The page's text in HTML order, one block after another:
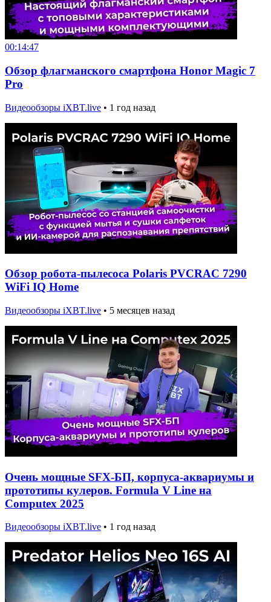
00:14:47
Обзор флагманского смартфона Honor Magic 7
Pro
Видеообзоры iXBT.live • 1 год назад
Обзор робота-пылесоса Polaris PVCRAC 7290
WiFi IQ Home
Видеообзоры iXBT.live • 5 месяцев назад
Очень мощные SFX-БП, корпуса-аквариумы и
прототипы кулеров. Formula V Line на
Computex 2025
Видеообзоры iXBT.live • 1 год назад